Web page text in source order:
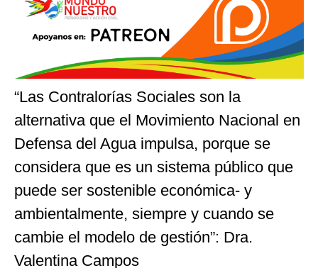
“Las Contralorías Sociales son la
alternativa que el Movimiento Nacional en
Defensa del Agua impulsa, porque se
considera que es un sistema público que
puede ser sostenible económica- y
ambientalmente, siempre y cuando se
cambie el modelo de gestión”: Dra.
Valentina Campos